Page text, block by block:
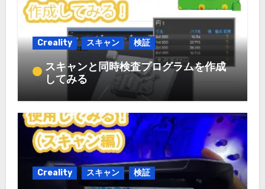
Creality スキャン 検証
スキャンと同時検査プログラムを作成
してみる
Creality スキャン 検証